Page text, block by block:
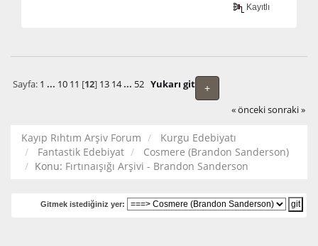
Kayıtlı
+
Sayfa: 1 ... 10 11 [12] 13 14 ... 52 Yukarı git
« önceki sonraki »
Kayıp Rıhtım Arşiv Forum
Kurgu Edebiyatı
Fantastik Edebiyat
Cosmere (Brandon Sanderson)
Konu: Fırtınaışığı Arşivi - Brandon Sanderson
Gitmek istediğiniz yer: